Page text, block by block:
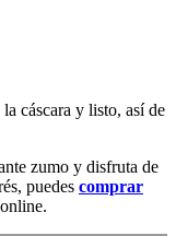
cáscara y listo, así de
zumo y disfruta de
puedes comprar